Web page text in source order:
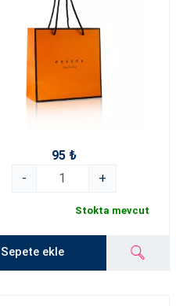
95 ₺
-
+
Stokta mevcut
Sepete ekle